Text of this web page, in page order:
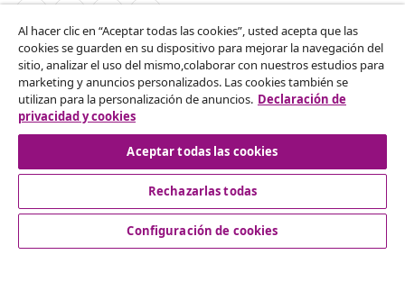
Desistir del contrato
Solicita la cancelación de tu pedido.
Desistir del contrato
Servicio al Cliente
Al hacer clic en “Aceptar todas las cookies”, usted acepta que las
cookies se guarden en su dispositivo para mejorar la navegación del
sitio, analizar el uso del mismo,colaborar con nuestros estudios para
marketing y anuncios personalizados. Las cookies también se
utilizan para la personalización de anuncios. Declaración de
privacidad y cookies
Aceptar todas las cookies
Rechazarlas todas
Configuración de cookies